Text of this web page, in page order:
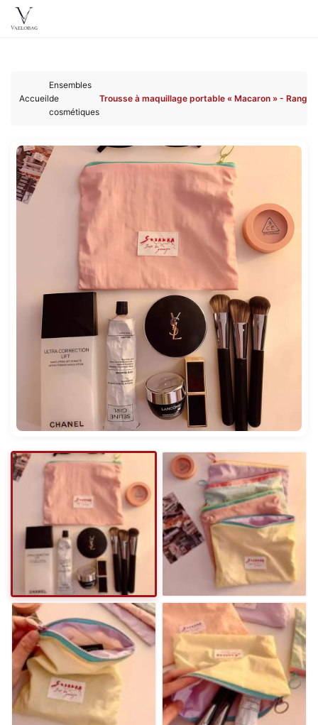
Vaelobag
Accueil
Ensembles
de
cosmétiques
Trousse à maquillage portable « Macaron » -